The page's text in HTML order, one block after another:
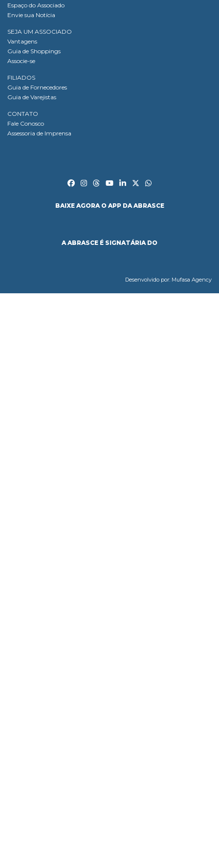
Espaço do Associado
Envie sua Notícia
SEJA UM ASSOCIADO
Vantagens
Guia de Shoppings
Associe-se
FILIADOS
Guia de Fornecedores
Guia de Varejistas
CONTATO
Fale Conosco
Assessoria de Imprensa
BAIXE AGORA O APP DA ABRASCE
A ABRASCE É SIGNATÁRIA DO
Desenvolvido por: Mufasa Agency